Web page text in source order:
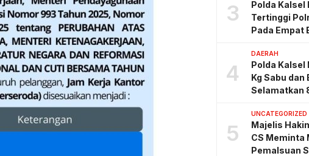
3
Polda Kalsel
Tertinggi
Pada Empat
4
DAERAH
Polda Kalsel
Kg Sabu dan
Selamatkan
Triliun
5
UNCATEGORIZED
Majelis
CS Meminta
Pemalsuan